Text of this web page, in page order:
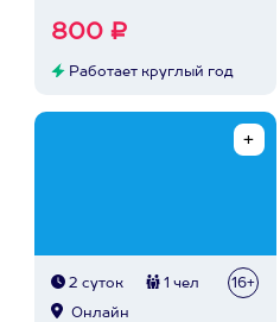
800 ₽
Работает круглый год
2 суток 1 чел 16+
Онлайн